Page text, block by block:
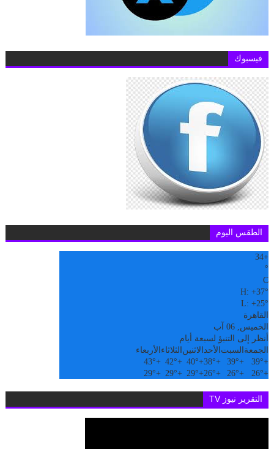
فيسبوك
الطقس اليوم
+
34
°
C
H:+37°
L:+25°
القاهرة
الخميس, 06 آب
أنظر إلى التنبؤ لسبعة أيام
الجمعة السبت الأحدالاثنين الثلاثاء الأربعاء
+
39°
+
39°
+
38°
+
40°
+
42°
+
43°
+
26°
+
26°
+
26°
+
29°
+
29°
+
29°
التقرير نيوز TV